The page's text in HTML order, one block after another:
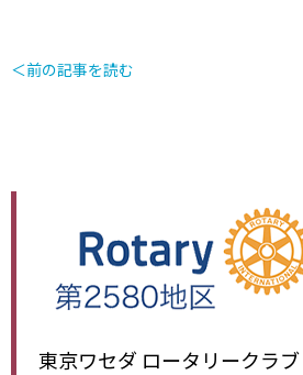
＜前の記事を読む
東京ワセダ ロータリークラ